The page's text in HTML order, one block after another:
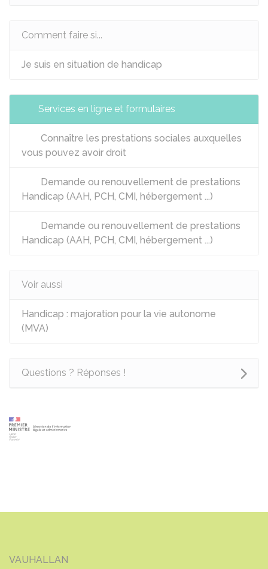
Comment faire si...
Je suis en situation de handicap
Services en ligne et formulaires
Connaître les prestations sociales auxquelles
vous pouvez avoir droit
Demande ou renouvellement de prestations
Handicap (AAH, PCH, CMI, hébergement ...)
Demande ou renouvellement de prestations
Handicap (AAH, PCH, CMI, hébergement ...)
Voir aussi
Handicap : majoration pour la vie autonome
(MVA)
Questions ? Réponses !
VAUHALLAN